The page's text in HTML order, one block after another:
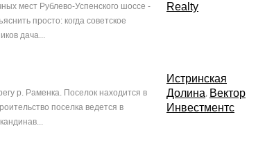
мест Рублево-Успенского шоссе -
просто: когда советское
дача...
Realty
р. Раменка. Поселок находится в
поселка ведется в
Истринская
Долина, Вектор
Инвестментс